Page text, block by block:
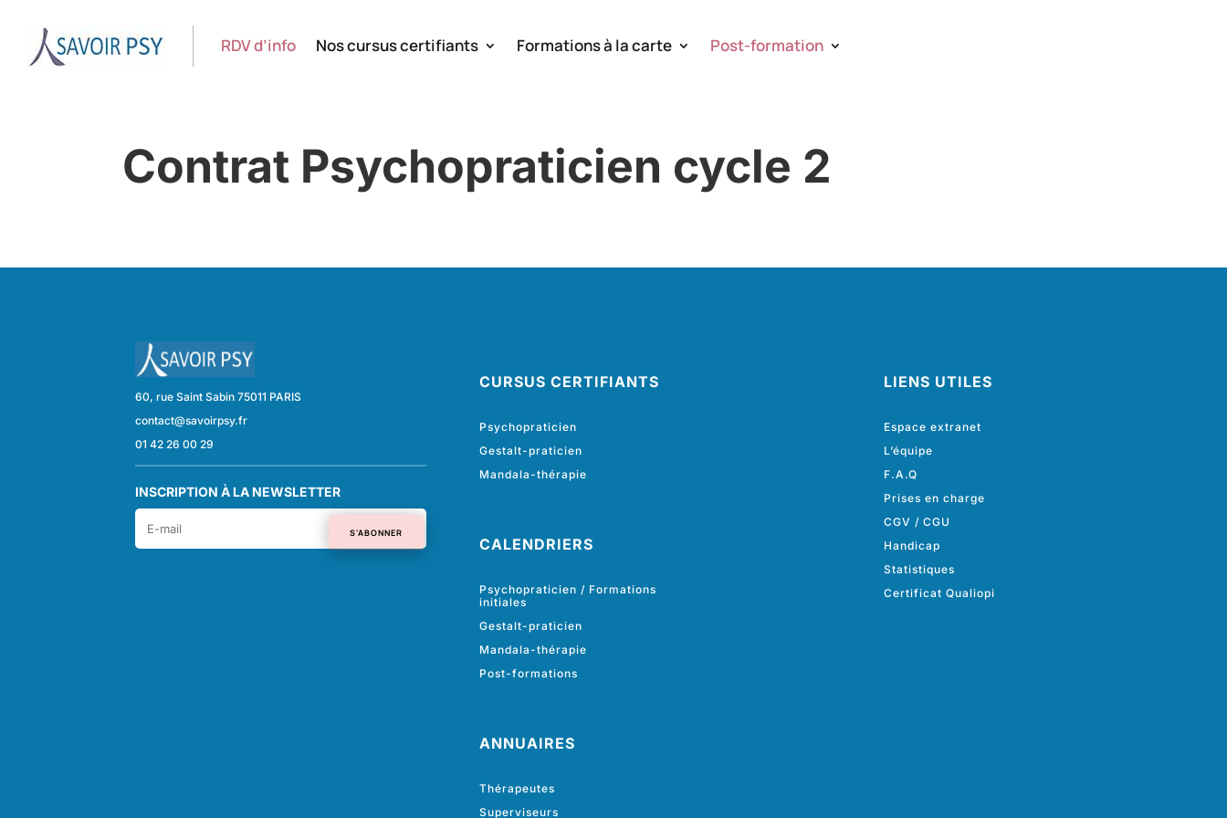
RDV d’info Nos cursus certifiants Formations à la carte Post-formation
Contrat Psychopraticien cycle 2
60, rue Saint Sabin 75011 PARIS
contact@savoirpsy.fr
01 42 26 00 29
INSCRIPTION À LA NEWSLETTER
S'ABONNER
CURSUS CERTIFIANTS
Psychopraticien
Gestalt-praticien
Mandala-thérapie
CALENDRIERS
Psychopraticien / Formations
initiales
Gestalt-praticien
Mandala-thérapie
Post-formations
ANNUAIRES
Thérapeutes
Superviseurs
LIENS UTILES
Espace extranet
L’équipe
F.A.Q
Prises en charge
CGV /CGU
Handicap
Statistiques
Certificat Qualiopi